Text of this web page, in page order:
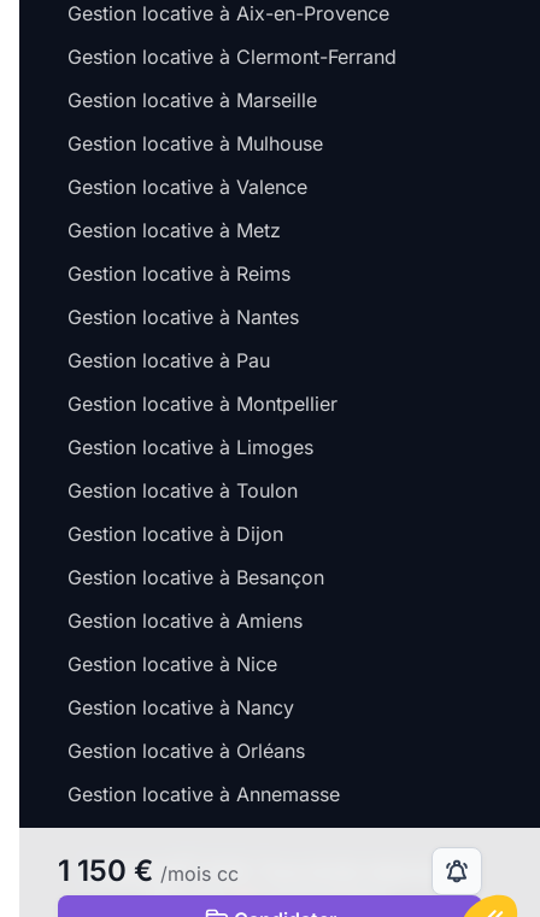
1 150 € /mois cc
Gestion locative à Aix-en-Provence
Gestion locative à Clermont-Ferrand
Gestion locative à Marseille
Gestion locative à Mulhouse
Gestion locative à Valence
Gestion locative à Metz
Gestion locative à Reims
Gestion locative à Nantes
Gestion locative à Pau
Gestion locative à Montpellier
Gestion locative à Limoges
Gestion locative à Toulon
Gestion locative à Dijon
Gestion locative à Besançon
Gestion locative à Amiens
Gestion locative à Nice
Gestion locative à Nancy
Gestion locative à Orléans
Gestion locative à Annemasse
Copyright©2026. Tous droits réservés.
Fait avec
à Lyon & Paris.